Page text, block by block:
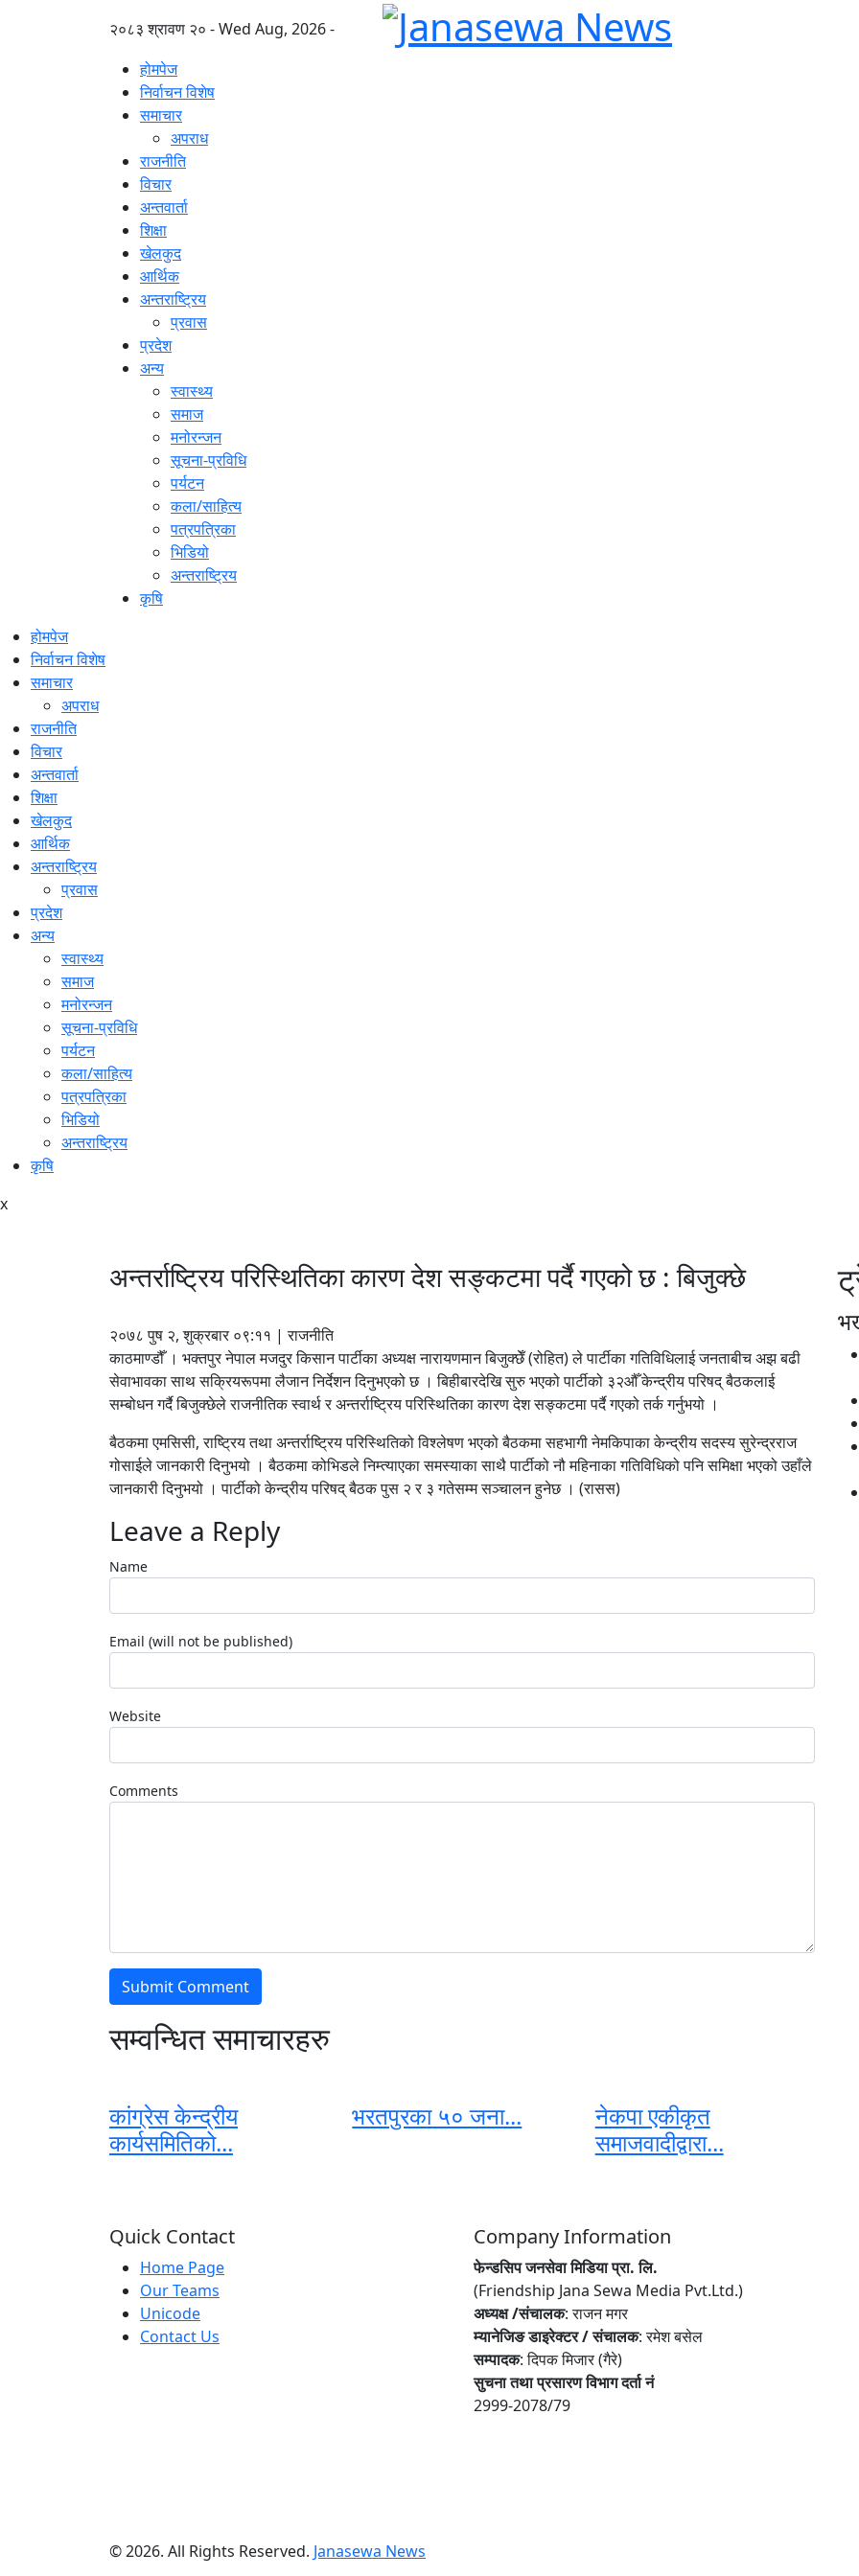
२०८३ श्रावण २० - Wed Aug, 2026 -
होमपेज
निर्वाचन विशेष
समाचार
अपराध
राजनीति
विचार
अन्तवार्ता
शिक्षा
खेलकुद
आर्थिक
अन्तराष्ट्रिय
प्रवास
प्रदेश
अन्य
स्वास्थ्य
समाज
मनोरन्जन
सूचना-प्रविधि
पर्यटन
कला/साहित्य
पत्रपत्रिका
भिडियो
अन्तराष्ट्रिय
कृषि
होमपेज
निर्वाचन विशेष
समाचार
अपराध
राजनीति
विचार
अन्तवार्ता
शिक्षा
खेलकुद
आर्थिक
अन्तराष्ट्रिय
प्रवास
प्रदेश
अन्य
स्वास्थ्य
समाज
मनोरन्जन
सूचना-प्रविधि
पर्यटन
कला/साहित्य
पत्रपत्रिका
भिडियो
अन्तराष्ट्रिय
कृषि
x
अन्तर्राष्ट्रिय परिस्थितिका कारण देश सङ्कटमा पर्दै गएको छ : बिजुक्छे
२०७८ पुष २, शुक्रबार ०९:११ | राजनीति
काठमाण्डौँ । भक्तपुर नेपाल मजदुर किसान पार्टीका अध्यक्ष नारायणमान बिजुक्छेँ (रोहित) ले पार्टीका गतिविधिलाई जनताबीच अझ बढी
सेवाभावका साथ सक्रियरूपमा लैजान निर्देशन दिनुभएको छ । बिहीबारदेखि सुरु भएको पार्टीको ३२औँ केन्द्रीय परिषद् बैठकलाई
सम्बोधन गर्दै बिजुक्छेले राजनीतिक स्वार्थ र अन्तर्राष्ट्रिय परिस्थितिका कारण देश सङ्कटमा पर्दै गएको तर्क गर्नुभयो ।
बैठकमा एमसिसी, राष्ट्रिय तथा अन्तर्राष्ट्रिय परिस्थितिको विश्लेषण भएको बैठकमा सहभागी नेमकिपाका केन्द्रीय सदस्य सुरेन्द्रराज
गोसाईले जानकारी दिनुभयो । बैठकमा कोभिडले निम्त्याएका समस्याका साथै पार्टीको नौ महिनाका गतिविधिको पनि समिक्षा भएको उहाँले
जानकारी दिनुभयो । पार्टीको केन्द्रीय परिषद् बैठक पुस २ र ३ गतेसम्म सञ्चालन हुनेछ । (रासस)
Leave a Reply
Name
Email (will not be published)
Website
Comments
सम्वन्धित समाचारहरु
कांग्रेस केन्द्रीय
कार्यसमितिको...
भरतपुरका ५० जना...
नेकपा एकीकृत
समाजवादीद्वारा...
Quick Contact
Home Page
Our Teams
Unicode
Contact Us
Company Information
फेन्डसिप जनसेवा मिडिया प्रा. लि.
(Friendship Jana Sewa Media Pvt.Ltd.)
अध्यक्ष /संचालक: राजन मगर
म्यानेजिङ डाइरेक्टर / संचालक: रमेश बसेल
सम्पादक: दिपक मिजार (गैरे)
सुचना तथा प्रसारण विभाग दर्ता नं
2999-2078/79
© 2026. All Rights Reserved. Janasewa News